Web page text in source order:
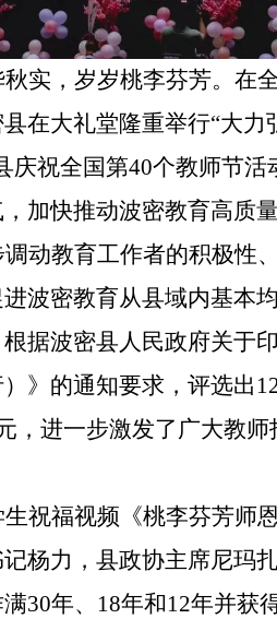
实，岁岁桃李芬芳。在
在大礼堂隆重举行“大力
庆祝全国第40个教师节活
加快推动波密教育高质量
动教育工作者的积极性
波密教育从县域内基本
据波密县人民政府关于
》的通知要求，评选出
，进一步激发了广大教
祝福视频《桃李芬芳师
杨力，县政协主席尼玛
30年、 18年和12年并获